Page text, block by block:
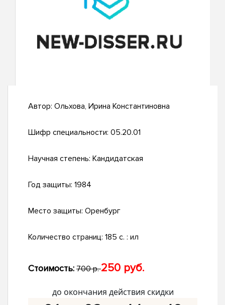
Автор: Ольхова, Ирина Константиновна
Шифр специальности: 05.20.01
Научная степень: Кандидатская
Год защиты: 1984
Место защиты: Оренбург
Количество страниц: 185 c. : ил
Стоимость: 700 р.250 руб.
до окончания действия скидки